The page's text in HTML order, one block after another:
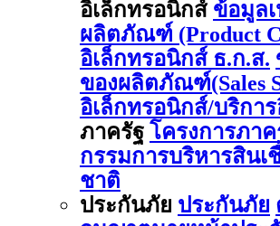
อิเล็กทรอนิกส์ ข้อมูล
ผลิตภัณฑ์ (Product
อิเล็กทรอนิกส์ ธ.ก.ส.
ของผลิตภัณฑ์(Sales
อิเล็กทรอนิกส์/บริกา
ภาครัฐ โครงการภาค
กรรมการบริหารสินเ
ชาติ
ประกันภัย ประกันภัย